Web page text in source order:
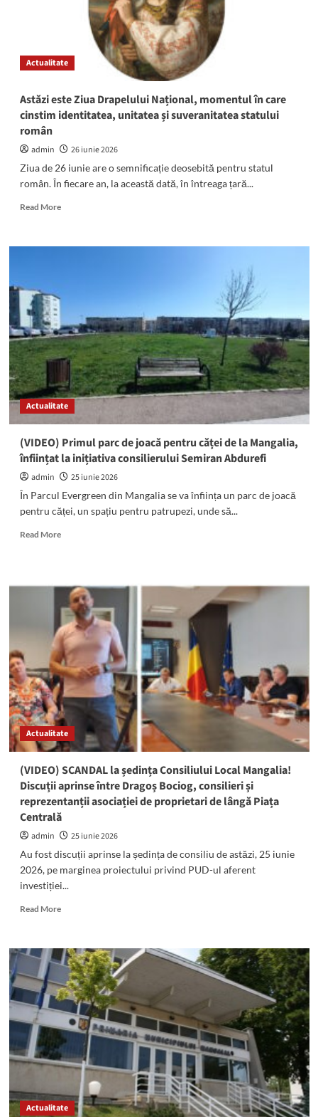
Actualitate
Astăzi este Ziua Drapelului Național, momentul în care
cinstim identitatea, unitatea și suveranitatea statului
român
admin
26 iunie 2026
Ziua de 26 iunie are o semnificație deosebită pentru statul
român. În fiecare an, la această dată, în întreaga țară...
Read MoreRead
Astăzi
Național,
în
care
cinstim
identitatea,
unitatea
și
suveranitatea
Actualitate
(VIDEO) Primul parc de joacă pentru căței de la Mangalia,
înființat la inițiativa consilierului Semiran Abdurefi
admin
25 iunie 2026
În Parcul Evergreen din Mangalia se va înființa un parc de joacă
pentru căței, un spațiu pentru patrupezi, unde să...
Read MoreRead
Primul
parc
de
joacă
pentru
căței
de
la
Mangalia,
înființat
la
inițiativa
consilierului
Abdurefi
Actualitate
(VIDEO) SCANDAL la ședința Consiliului Local Mangalia!
Discuții aprinse între Dragoș Bociog, consilieri și
reprezentanții asociației de proprietari de lângă Piața
Centrală
admin
25 iunie 2026
Au fost discuții aprinse la ședința de consiliu de astăzi, 25 iunie
2026, pe marginea proiectului privind PUD-ul aferent
investiției...
Read MoreRead
(VIDEO)
SCANDAL
ședința
Consiliului
Local
Mangalia!
Discuții
aprinse
între
Dragoș
Bociog,
consilieri
Actualitate